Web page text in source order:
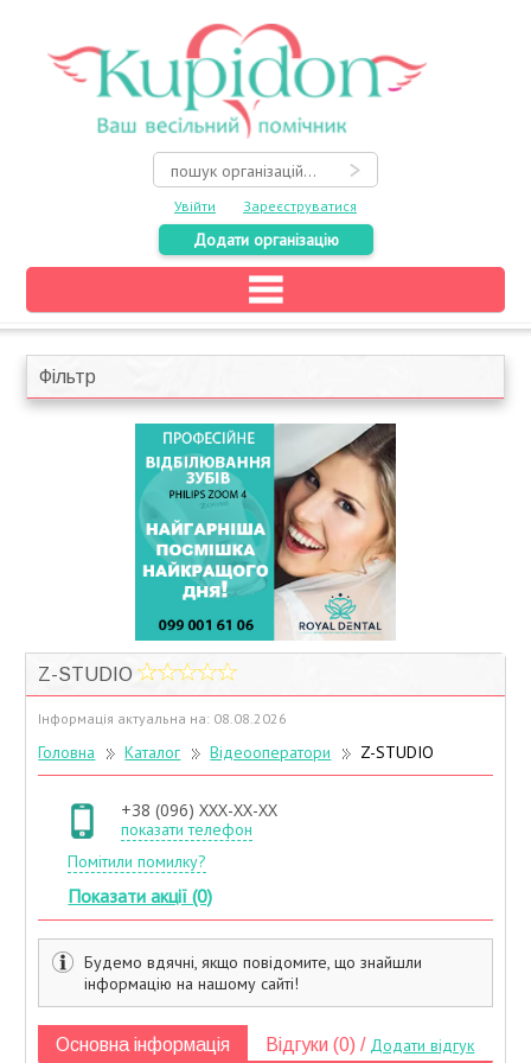
Увійти Зареєструватися
Додати організацію
Головна
Каталог
На карті
Учасники дисконтної програми
Фільтр
Z-STUDIO
Інформація актуальна на: 08.08.2026
Головна Каталог Відеооператори Z-STUDIO
+38 (096) XXX-XX-XX
показати телефон
Помітили помилку?
Показати акції (0)
Будемо вдячні, якщо повідомите, що знайшли
інформацію на нашому сайті!
Основна інформація Відгуки (0) / Додати відгук